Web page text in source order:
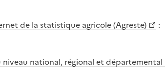
de la statistique agricole (Agreste)
:
niveau national, régional et départemental